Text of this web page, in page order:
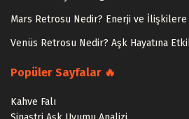
Mars Retrosu Nedir? Enerji ve İlişkilere
Venüs Retrosu Nedir? Aşk Hayatına
Popüler Sayfalar 🔥
Kahve Falı